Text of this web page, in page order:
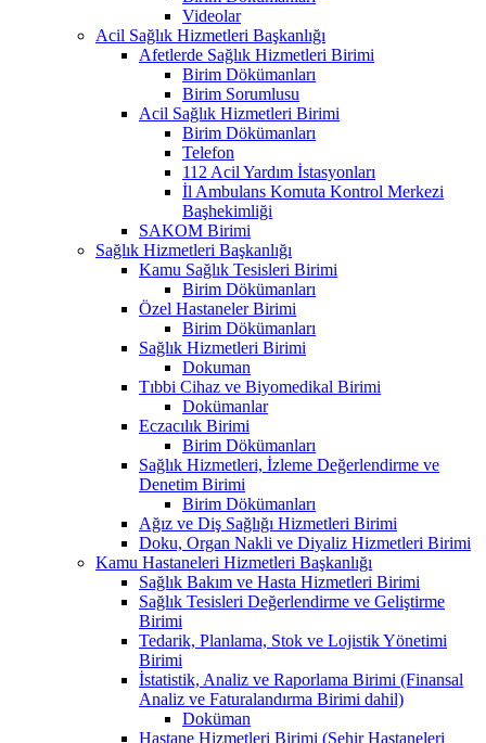
Videolar
Acil Sağlık Hizmetleri Başkanlığı
Afetlerde Sağlık Hizmetleri Birimi
Birim Dökümanları
Birim Sorumlusu
Acil Sağlık Hizmetleri Birimi
Birim Dökümanları
Telefon
112 Acil Yardım İstasyonları
İl Ambulans Komuta Kontrol Merkezi
Başhekimliği
SAKOM Birimi
Sağlık Hizmetleri Başkanlığı
Kamu Sağlık Tesisleri Birimi
Birim Dökümanları
Özel Hastaneler Birimi
Birim Dökümanları
Sağlık Hizmetleri Birimi
Dokuman
Tıbbi Cihaz ve Biyomedikal Birimi
Dokümanlar
Eczacılık Birimi
Birim Dökümanları
Sağlık Hizmetleri, İzleme Değerlendirme ve
Denetim Birimi
Birim Dökümanları
Ağız ve Diş Sağlığı Hizmetleri Birimi
Doku, Organ Nakli ve Diyaliz Hizmetleri Birimi
Kamu Hastaneleri Hizmetleri Başkanlığı
Sağlık Bakım ve Hasta Hizmetleri Birimi
Sağlık Tesisleri Değerlendirme ve Geliştirme
Birimi
Tedarik, Planlama, Stok ve Lojistik Yönetimi
Birimi
İstatistik, Analiz ve Raporlama Birimi (Finansal
Analiz ve Faturalandırma Birimi dahil)
Doküman
Hastane Hizmetleri Birimi (Şehir Hastaneleri